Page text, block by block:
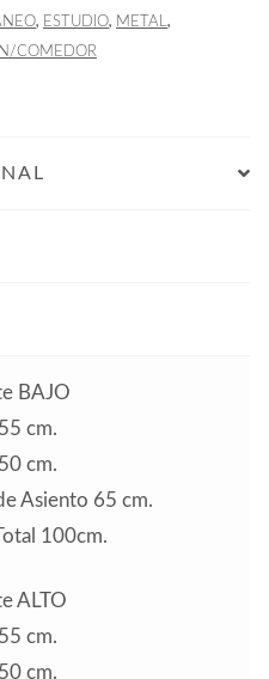
, ESTUDIO, METAL,
COMEDOR
BAJO
cm.
cm.
Asiento 65 cm.
100cm.
ALTO
cm.
cm.